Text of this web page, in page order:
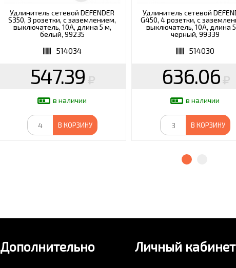
Удлинитель сетевой DEFENDER
S350, 3 розетки, c заземлением,
выключатель, 10А, длина 5 м,
белый, 99235
514034
547.39
в наличии
В КОРЗИНУ
Удлинитель сетевой
G450, 4 розетки, c
выключатель, 10А, длина
черный, 99339
514030
636.06
в наличии
В КОРЗИНУ
Дополнительно Личный кабинет